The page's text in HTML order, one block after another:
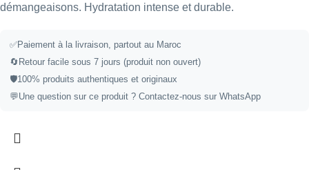
démangeaisons. Hydratation intense et durable.
✅Paiement à la livraison, partout au Maroc
🔄 Retour facile sous 7 jours (produit non ouvert)
🛡️100% produits authentiques et originaux
💬Une question sur ce produit ? Contactez-nous sur WhatsApp